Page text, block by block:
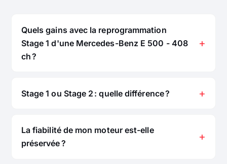
Quels gains avec la reprogrammation
Stage 1 d'une Mercedes-Benz E 500 - 408
ch ?
Stage 1 ou Stage 2 : quelle différence ?
La fiabilité de mon moteur est-elle
préservée ?